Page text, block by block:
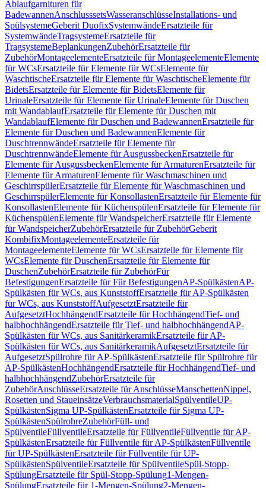
Ablaufgarnituren für
BadewannenAnschlusssetsWasseranschlüsseInstallations- und
SpülsystemeGeberit DuofixSystemwändeErsatzteile für
SystemwändeTragsystemeErsatzteile für
TragsystemeBeplankungenZubehörErsatzteile für
ZubehörMontageelementeErsatzteile für MontageelementeElemente
für WCsErsatzteile für Elemente für WCsElemente für
WaschtischeErsatzteile für Elemente für WaschtischeElemente für
BidetsErsatzteile für Elemente für BidetsElemente für
UrinaleErsatzteile für Elemente für UrinaleElemente für Duschen
mit WandablaufErsatzteile für Elemente für Duschen mit
WandablaufElemente für Duschen und BadewannenErsatzteile für
Elemente für Duschen und BadewannenElemente für
DuschtrennwändeErsatzteile für Elemente für
DuschtrennwändeElemente für AusgussbeckenErsatzteile für
Elemente für AusgussbeckenElemente für ArmaturenErsatzteile für
Elemente für ArmaturenElemente für Waschmaschinen und
GeschirrspülerErsatzteile für Elemente für Waschmaschinen und
GeschirrspülerElemente für KonsollastenErsatzteile für Elemente für
KonsollastenElemente für KüchenspülenErsatzteile für Elemente für
KüchenspülenElemente für WandspeicherErsatzteile für Elemente
für WandspeicherZubehörErsatzteile für ZubehörGeberit
KombifixMontageelementeErsatzteile für
MontageelementeElemente für WCsErsatzteile für Elemente für
WCsElemente für DuschenErsatzteile für Elemente für
DuschenZubehörErsatzteile für ZubehörFür
BefestigungenErsatzteile für Für BefestigungenAP-SpülkästenAP-
Spülkästen für WCs, aus KunststoffErsatzteile für AP-Spülkästen
für WCs, aus KunststoffAufgesetztErsatzteile für
AufgesetztHochhängendErsatzteile für HochhängendTief- und
halbhochhängendErsatzteile für Tief- und halbhochhängendAP-
Spülkästen für WCs, aus SanitärkeramikErsatzteile für AP-
Spülkästen für WCs, aus SanitärkeramikAufgesetztErsatzteile für
AufgesetztSpülrohre für AP-SpülkästenErsatzteile für Spülrohre für
AP-SpülkästenHochhängendErsatzteile für HochhängendTief- und
halbhochhängendZubehörErsatzteile für
ZubehörAnschlüsseErsatzteile für AnschlüsseManschettenNippel,
Rosetten und StaueinsätzeVerbrauchsmaterialSpülventileUP-
SpülkästenSigma UP-SpülkästenErsatzteile für Sigma UP-
SpülkästenSpülrohreZubehörFüll- und
SpülventileFüllventileErsatzteile für FüllventileFüllventile für AP-
SpülkästenErsatzteile für Füllventile für AP-SpülkästenFüllventile
für UP-SpülkästenErsatzteile für Füllventile für UP-
SpülkästenSpülventileErsatzteile für SpülventileSpül-Stopp-
SpülungErsatzteile für Spül-Stopp-Spülung1-Mengen-
SpülungErsatzteile für 1-Mengen-Spülung2-Mengen-